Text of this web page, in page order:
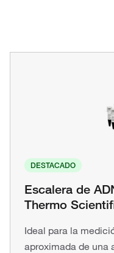
DESTACADO
Escalera de
Thermo
Ideal para la
aproximada de una